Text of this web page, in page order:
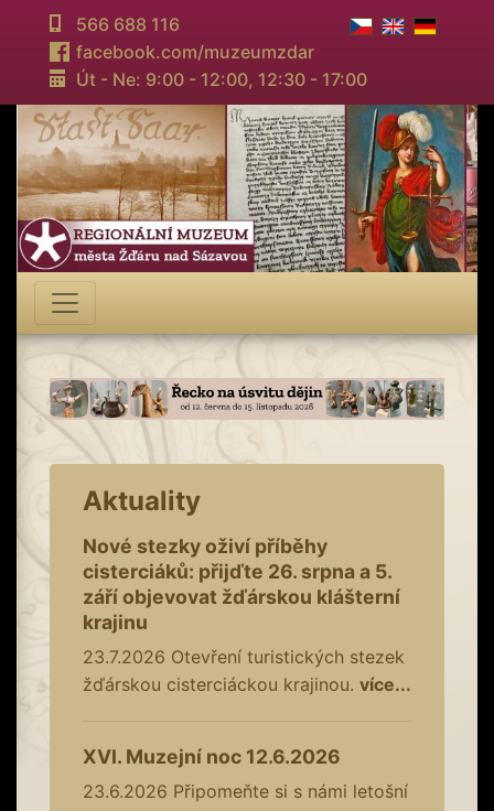
566 688 116
facebook.com/muzeumzdar
Út - Ne: 9:00 - 12:00, 12:30 - 17:00
Aktuality
Nové stezky oživí příběhy
cisterciáků: přijďte 26. srpna a 5.
září objevovat žďárskou klášterní
krajinu
23.7.2026 Otevření turistických stezek
žďárskou cisterciáckou krajinou. více...
XVI. Muzejní noc 12.6.2026
23.6.2026 Připomeňte si s námi letošní